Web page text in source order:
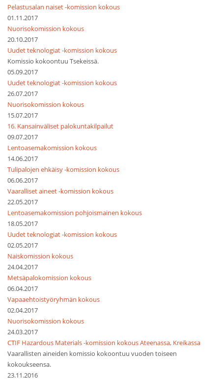
Pelastusalan naiset -komission kokous
01.11.2017
Nuorisokomission kokous
20.10.2017
Uudet teknologiat -komission kokous
Komissio kokoontuu Tsekeissä.
05.09.2017
Uudet teknologiat -komission kokous
26.07.2017
Nuorisokomission kokous
15.07.2017
16. Kansainväliset palokuntakilpailut
09.07.2017
Lentoasemakomission kokous
14.06.2017
Tulipalojen ehkäisy -komission kokous
06.06.2017
Vaaralliset aineet -komission kokous
22.05.2017
Lentoasemakomission pohjoismainen kokous
18.05.2017
Uudet teknologiat -komission kokous
02.05.2017
Naiskomission kokous
24.04.2017
Metsäpalokomission kokous
06.04.2017
Vapaaehtoistyöryhmän kokous
02.04.2017
Nuorisokomission kokous
24.03.2017
CTIF Hazardous Materials -komission kokous Ateenassa, Kreikassa
Vaarallisten aineiden komissio kokoontuu vuoden toiseen
kokoukseensa.
23.11.2016